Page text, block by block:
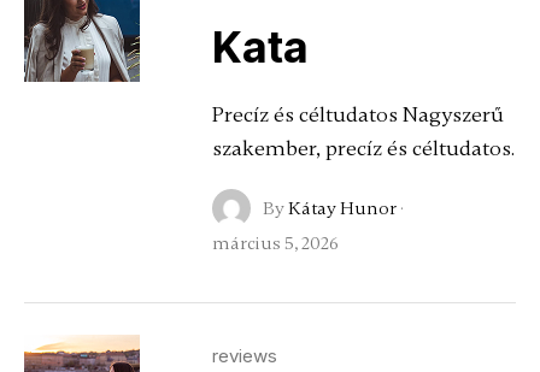
Kata
Precíz és céltudatos Nagyszerű
szakember, precíz és céltudatos.
ByKátay Hunor·
március 5, 2026
reviews